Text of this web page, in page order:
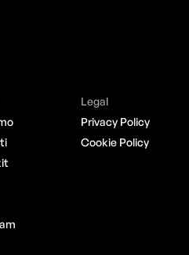
Legal
Privacy Policy
Cookie Policy